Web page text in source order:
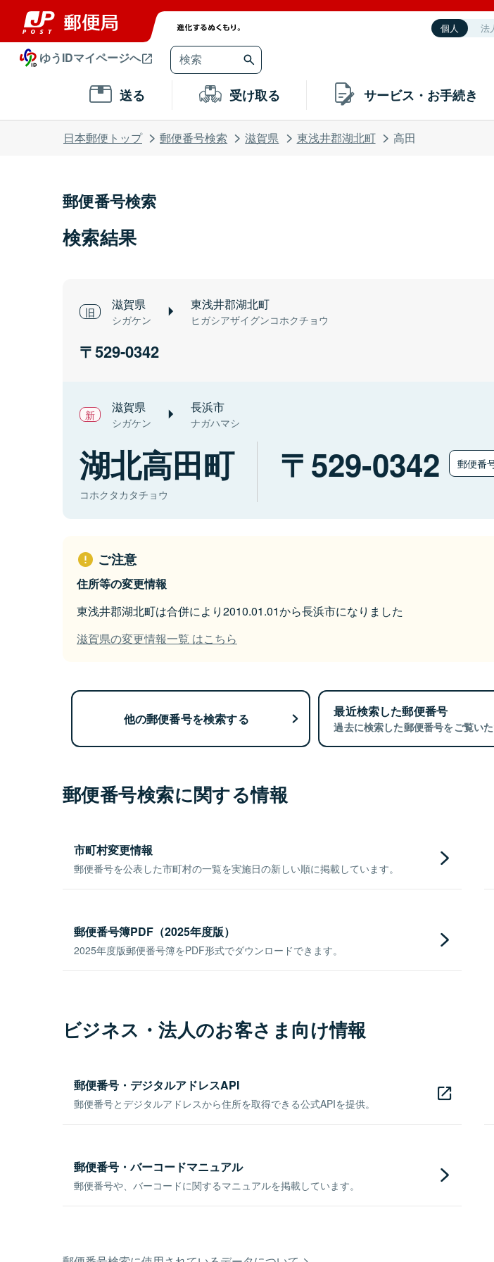
個人 法
ゆうIDマイページへ
送る 受け取る サービス・お手続き
日本郵便トップ 郵便番号検索 滋賀県 東浅井郡湖北町 高田
郵便番号検索
検索結果
滋賀県
シガケン
東浅井郡湖北町
ヒガシアザイグンコホクチョウ
529-0342
滋賀県
シガケン
長浜市
ナガハマシ
湖北高田町
コホクタカタチョウ
529-0342 郵便番
ご注意
住所等の変更情報
東浅井郡湖北町は合併により2010.01.01から長浜市になりました
滋賀県の変更情報一覧 はこちら
他の郵便番号を検索する 最近検索した郵便番号
過去に検索した郵便番号をご覧いた
郵便番号検索に関する情報
市町村変更情報
郵便番号を公表した市町村の一覧を実施日の新しい順に掲載しています。
郵便番号簿PDF（2025年度版）
2025年度版郵便番号簿をPDF形式でダウンロードできます。
ビジネス・法人のお客さま向け情報
郵便番号・デジタルアドレスAPI
郵便番号とデジタルアドレスから住所を取得できる公式APIを提供。
郵便番号・バーコードマニュアル
郵便番号や、バーコードに関するマニュアルを掲載しています。